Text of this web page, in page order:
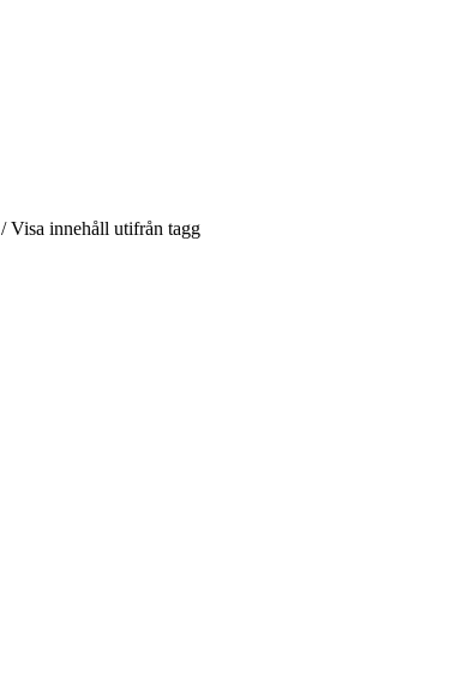
/Visa innehåll utifrån tagg